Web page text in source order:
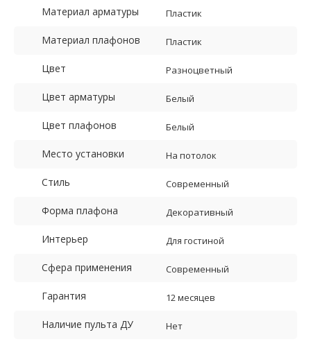
Материал арматуры Пластик
Материал плафонов Пластик
Цвет Разноцветный
Цвет арматуры Белый
Цвет плафонов Белый
Место установки На потолок
Стиль Современный
Форма плафона Декоративный
Интерьер Для гостиной
Сфера применения Современный
Гарантия 12 месяцев
Наличие пульта ДУ Нет